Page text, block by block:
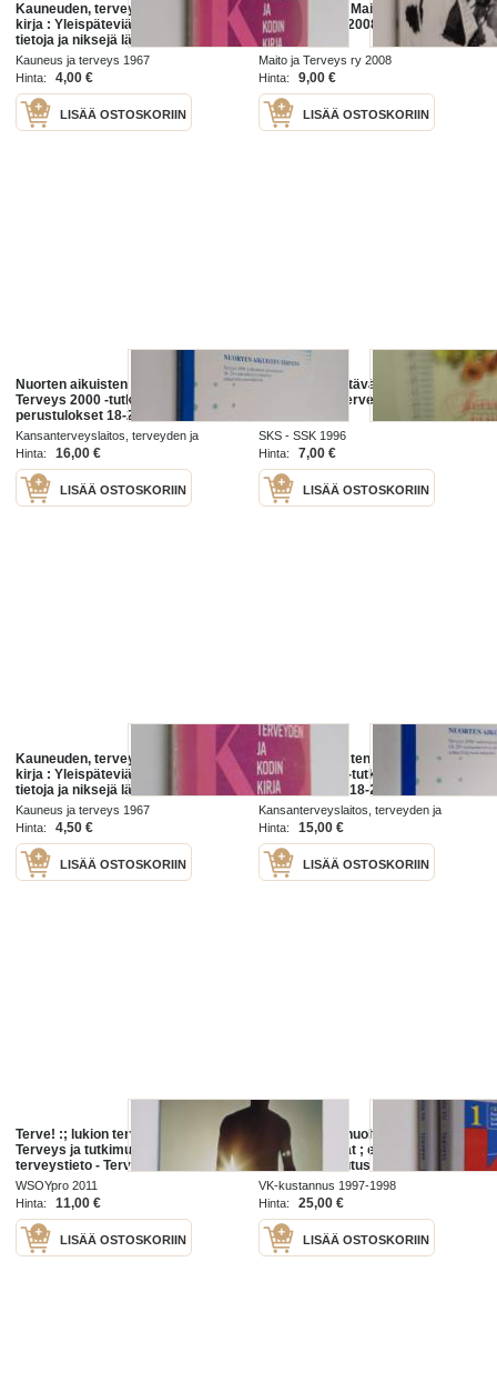
Kauneuden, terveyden ja kodin
kirja : Yleispäteviä valikoituja
tietoja ja niksejä lähtökohtana
terveys, kauneus, mielenterveys,
hygienia sekä kodin rakentaminen,
...
Kauneus ja terveys 1967
Hinta:
4,00 €
LISÄÄ OSTOSKORIIN
Muista maito : Maito ja terveys
vuosina 1958-2008
Maito ja Terveys ry 2008
Hinta:
9,00 €
LISÄÄ OSTOSKORIIN
Nuorten aikuisten terveys :
Terveys 2000 -tutkimuksen
perustulokset 18-29-vuotiaiden
terveydestä ja siihen liittyvistä
tekijöistä
Kansanterveyslaitos, terveyden ja
toimintakyvyn osasto 2005
Hinta: 16,00 €
LISÄÄ OSTOSKORIIN
Terveyttä edistävä ravinto.
(Hyvinvointi, terveys, ruoka ja
SKS - SSK 1996
Hinta:
7,00 €
LISÄÄ OSTOSKORIIN
Kauneuden, terveyden ja kodin
kirja : Yleispäteviä valikoituja
tietoja ja niksejä lähtökohtana
terveys, kauneus, mielenterveys,
hygienia sekä kodin rakentaminen,
...
Kauneus ja terveys 1967
Hinta:
4,50 €
LISÄÄ OSTOSKORIIN
Nuorten aikuisten terveys :
Terveys 2000 -tutkimuksen
perustulokset 18-29-vuotiaiden
terveydestä ja siihen liittyvistä
tekijöistä
Kansanterveyslaitos, terveyden ja
toimintakyvyn osasto 2005
Hinta: 15,00 €
LISÄÄ OSTOSKORIIN
Terve! :; lukion terveystieto, 3 -
Terveys ja tutkimus - Lukion
terveystieto - Terveys ja tutkimus
WSOYpro 2011
Hinta:
11,00 €
LISÄÄ OSTOSKORIIN
Liikunta, lihashuolto, terveys 1-2 :
Urheiluvammat ; ennaltaehkäisy,
hoito ja kuntoutus & Terveys ja
liikunta
VK-kustannus 1997-1998
Hinta:
25,00 €
LISÄÄ OSTOSKORIIN